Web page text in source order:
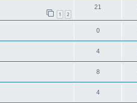
1 2
21
0
4
8
4